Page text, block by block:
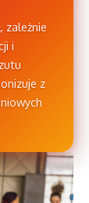
zależnie
i
z